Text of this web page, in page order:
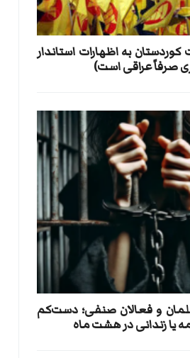
به اظهارات استاندار
صرفاً عراقی است)
و فعالان صنفی؛ دست‌کم